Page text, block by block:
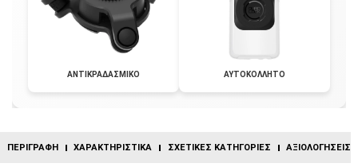
ΑΝΤΙΚΡΑΔΑΣΜΙΚΟ ΑΥΤΟΚΟΛΛΗΤΟ
ΠΕΡΙΓΡΑΦΉ ΧΑΡΑΚΤΗΡΙΣΤΙΚΆ ΣΧΕΤΙΚΈΣ ΚΑΤΗΓΟΡΊΕΣ ΑΞΙΟΛΟΓΉΣΕΙΣ